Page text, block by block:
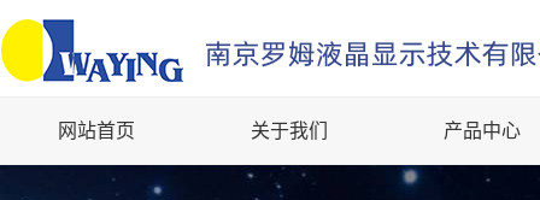
网站首页 关于我们 产品中心